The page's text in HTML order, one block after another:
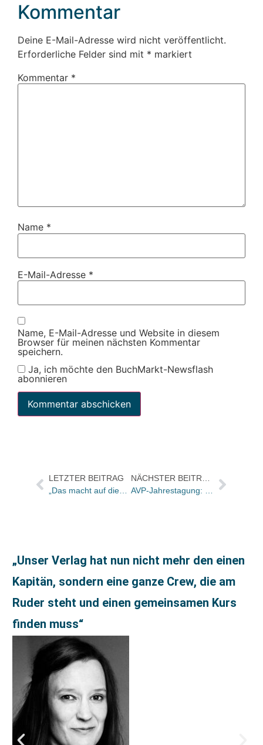
Kommentar
Deine E-Mail-Adresse wird nicht veröffentlicht.
Erforderliche Felder sind mit * markiert
Kommentar *
Name *
E-Mail-Adresse *
Name, E-Mail-Adresse und Website in diesem
Browser für meinen nächsten Kommentar
speichern.
Ja, ich möchte den BuchMarkt-Newsflash
abonnieren
LETZTER BEITRAG
„Das macht auf dieser Welt – so weit mir bekannt ist – niemand sonst“
„Unser Verlag hat nun nicht mehr den einen
Kapitän, sondern eine ganze Crew, die am
Ruder steht und einen gemeinsamen Kurs
finden muss“